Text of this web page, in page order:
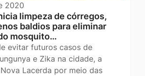
2020
limpeza de córregos,
baldios para eliminar
mosquito…
evitar futuros casos de
e Zika na cidade, a
Lacerda por meio das